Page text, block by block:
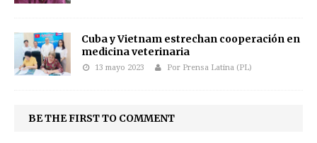
Cuba y Vietnam estrechan cooperación en
medicina veterinaria
13 mayo 2023 Por Prensa Latina (PL)
BE THE FIRST TO COMMENT